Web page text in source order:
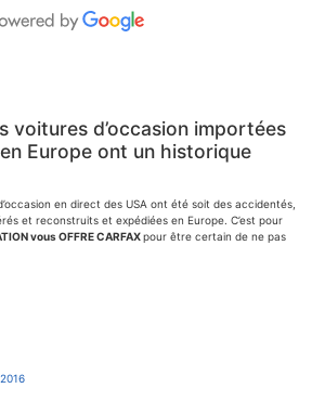
voitures d’occasion importées
Europe ont un historique
en direct des USA ont été soit des accidentés,
et reconstruits et expédiées en Europe. C’est pour
vous OFFRE CARFAXpour être certain de ne pas